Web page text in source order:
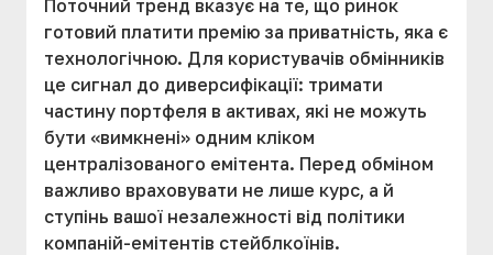
Поточний тренд вказує на те, що ринок
готовий платити премію за приватність, яка є
технологічною. Для користувачів обмінників
це сигнал до диверсифікації: тримати
частину портфеля в активах, які не можуть
бути «вимкнені» одним кліком
централізованого емітента. Перед обміном
важливо враховувати не лише курс, а й
ступінь вашої незалежності від політики
компаній-емітентів стейблкоїнів.